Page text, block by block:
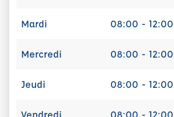
Mardi 08:00 -
Mercredi 08:00 -
Jeudi 08:00 -
Vendredi 08:00 -